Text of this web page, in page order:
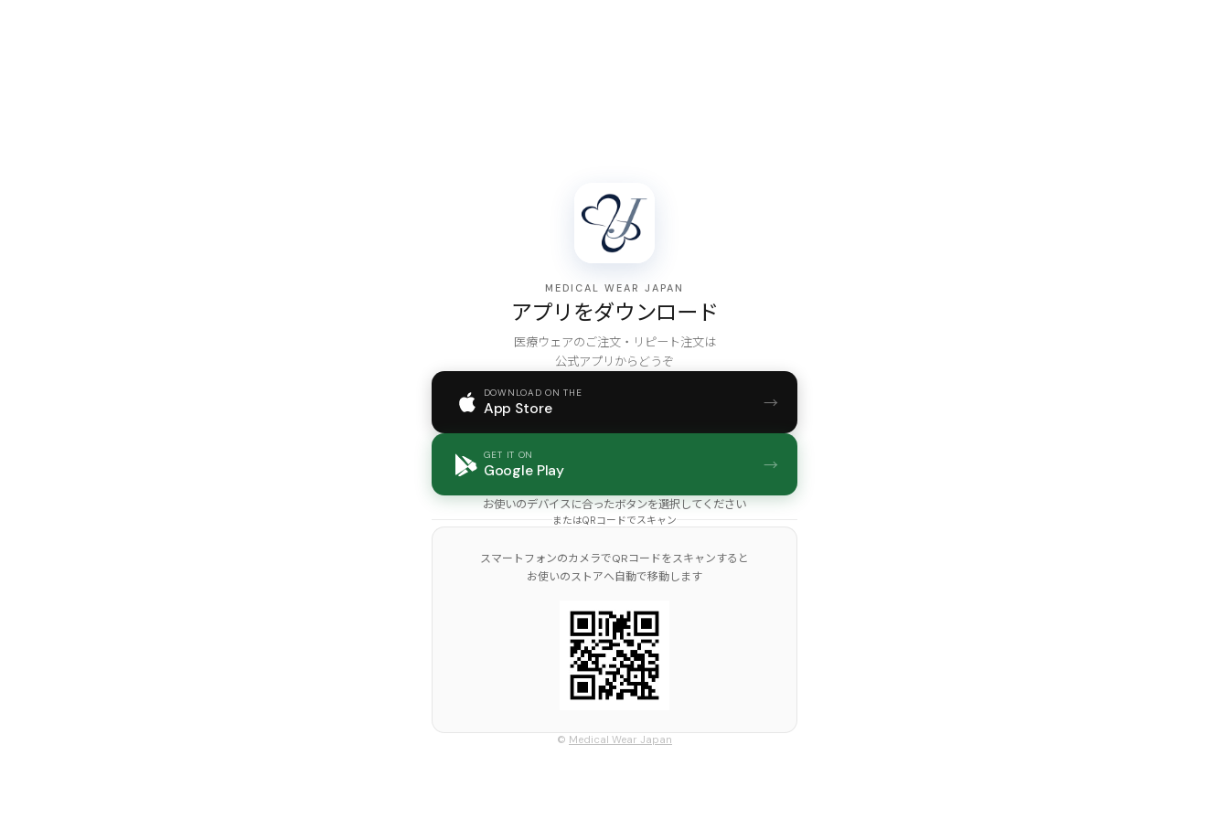
MEDICAL WEAR JAPAN
アプリをダウンロード
医療ウェアのご注文・リピート注文は
公式アプリからどうぞ
DOWNLOAD ON THE
App Store →
GET IT ON
Google Play →
お使いのデバイスに合ったボタンを選択してください
またはQRコードでスキャン
スマートフォンのカメラでQRコードをスキャンすると
お使いのストアへ自動で移動します
© Medical Wear Japan